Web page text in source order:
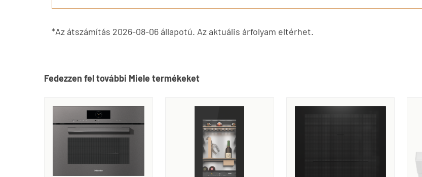
*Az átszámítás 2026-08-06 állapotú. Az aktuális árfolyam eltérhet.
Fedezzen fel további Miele termékeket